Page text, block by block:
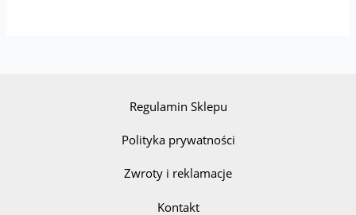
Regulamin Sklepu
Polityka prywatności
Zwroty i reklamacje
Kontakt